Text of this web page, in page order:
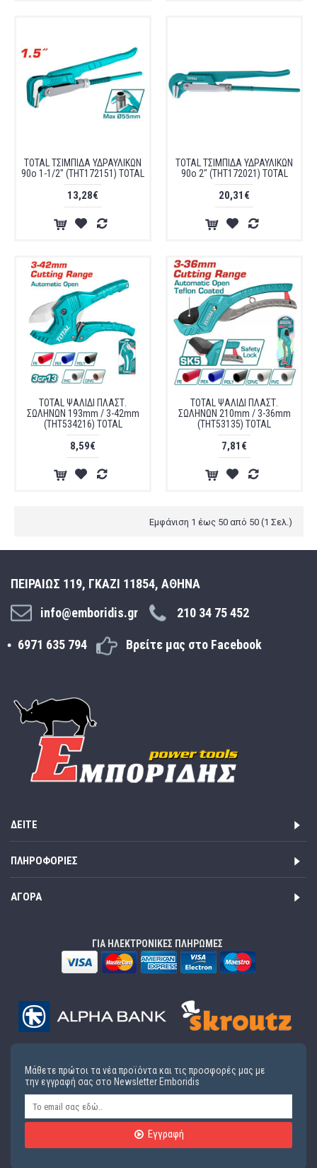
TOTAL ΤΣΙΜΠΙΔΑ ΥΔΡΑΥΛΙΚΩΝ
90ο 1-1/2" (THT172151) TOTAL
13,28€
TOTAL ΤΣΙΜΠΙΔΑ ΥΔΡΑΥΛΙΚΩΝ
90ο 2" (THT172021) TOTAL
20,31€
TOTAL ΨΑΛΙΔΙ ΠΛΑΣΤ.
ΣΩΛΗΝΩΝ 193mm / 3-42mm
(THT534216) TOTAL
8,59€
TOTAL ΨΑΛΙΔΙ ΠΛΑΣΤ.
ΣΩΛΗΝΩΝ 210mm / 3-36mm
(THT53135) TOTAL
7,81€
Εμφάνιση 1 έως 50 από 50 (1 Σελ.)
ΠΕΙΡΑΙΩΣ 119, ΓΚΑΖΙ 11854, ΑΘΗΝΑ
info@emboridis.gr
210 34 75 452
6971 635 794 Βρείτε μας στο Facebook
ΔΕΊΤΕ
ΠΛΗΡΟΦΟΡΊΕΣ
ΑΓΟΡΆ
ΓΙΑ ΗΛΕΚΤΡΟΝΙΚΕΣ ΠΛΗΡΩΜΕΣ
Μάθετε πρώτοι τα νέα προϊόντα και τις προσφορές μας με
την εγγραφή σας στο Newsletter Emboridis
Εγγραφή